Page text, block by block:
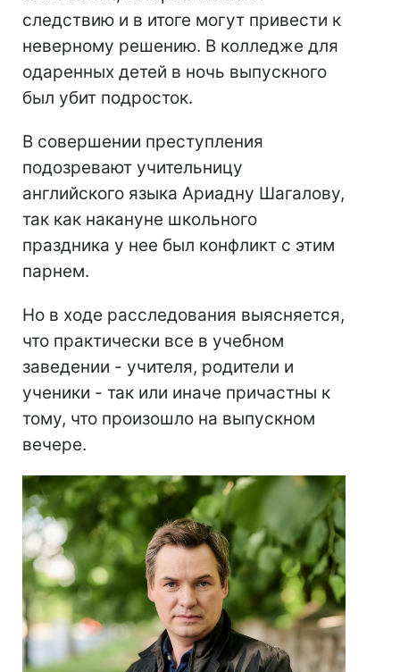
следствию и в итоге могут привести к
неверному решению. В колледже для
одаренных детей в ночь выпускного
был убит подросток.
В совершении преступления
подозревают учительницу
английского языка Ариадну Шагалову,
так как накануне школьного
праздника у нее был конфликт с этим
парнем.
Но в ходе расследования выясняется,
что практически все в учебном
заведении - учителя, родители и
ученики - так или иначе причастны к
тому, что произошло на выпускном
вечере.